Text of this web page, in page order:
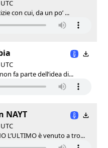
con cui, da un po’ ...
fa parte dell’idea di...
NAYT
L’ULTIMO è venuto a tro...